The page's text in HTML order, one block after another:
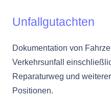
Unfallgutachten
Dokumentation von
Verkehrsunfall
Reparaturweg und
Positionen.